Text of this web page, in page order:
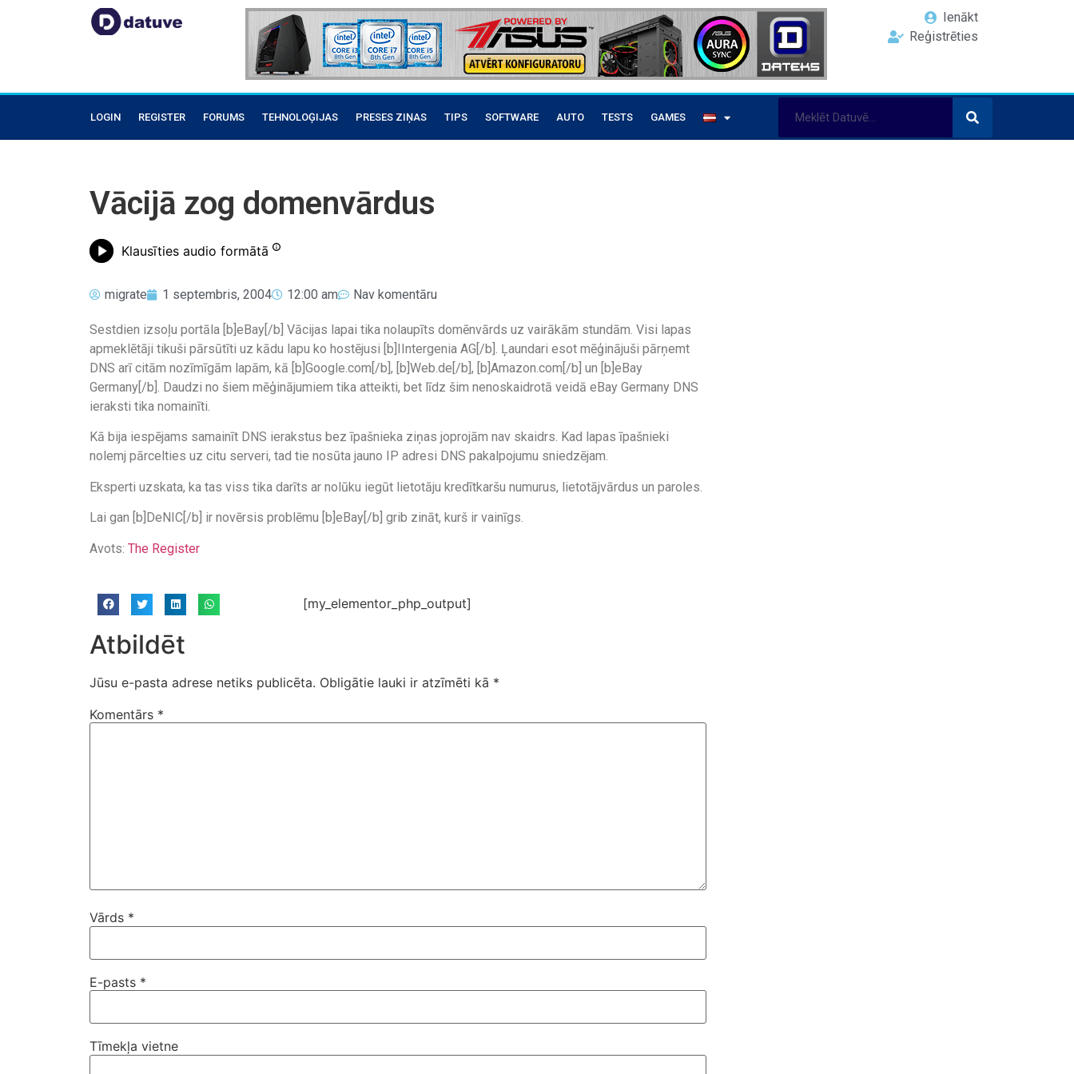
Ienākt
Reģistrēties
LOGIN REGISTER FORUMS TEHNOLOĢIJAS PRESES ZIŅAS TIPS SOFTWARE AUTO TESTS GAMES
Vācijā zog domenvārdus
Klausīties audio formātā
migrate 1 septembris, 2004 12:00 am Nav komentāru
Sestdien izsoļu portāla [b]eBay[/b] Vācijas lapai tika nolaupīts domēnvārds uz vairākām stundām. Visi lapas
apmeklētāji tikuši pārsūtīti uz kādu lapu ko hostējusi [b]IIntergenia AG[/b]. Ļaundari esot mēģinājuši pārņemt
DNS arī citām nozīmīgām lapām, kā [b]Google.com[/b], [b]Web.de[/b], [b]Amazon.com[/b] un [b]eBay
Germany[/b]. Daudzi no šiem mēģinājumiem tika atteikti, bet līdz šim nenoskaidrotā veidā eBay Germany DNS
ieraksti tika nomainīti.
Kā bija iespējams samainīt DNS ierakstus bez īpašnieka ziņas joprojām nav skaidrs. Kad lapas īpašnieki
nolemj pārcelties uz citu serveri, tad tie nosūta jauno IP adresi DNS pakalpojumu sniedzējam.
Eksperti uzskata, ka tas viss tika darīts ar nolūku iegūt lietotāju kredītkaršu numurus, lietotājvārdus un paroles.
Lai gan [b]DeNIC[/b] ir novērsis problēmu [b]eBay[/b] grib zināt, kurš ir vainīgs.
Avots: The Register
[my_elementor_php_output]
Atbildēt
Jūsu e-pasta adrese netiks publicēta. Obligātie lauki ir atzīmēti kā *
Komentārs *
Vārds *
E-pasts *
Tīmekļa vietne